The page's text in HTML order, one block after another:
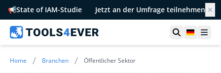
📢State of IAM-Studie Jetzt an der Umfrage teilnehmen ✕
Suche
Home / Branchen / Öffentlicher Sektor